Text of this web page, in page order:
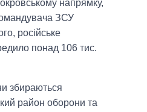
напрямку,
ЗСУ
російське
понад 106 тис.
збираються
район оборони та